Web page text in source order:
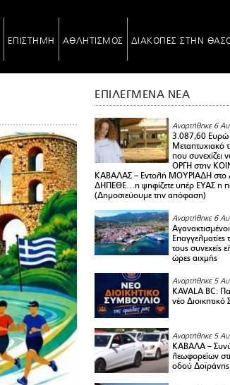
ΕΠΙΣΤΗΜΗ ΑΘΛΗΤΙΣΜΟΣ ΔΙΑΚΟΠΕΣ ΣΤΗΝ
ΕΠΙΛΕΓΜΕΝΑ ΝΕΑ
Αναρτήθηκε 6
3.087,60 Ευρώ
που συνεχίζει
ΟΡΓΗ στην
ΚΑΒΑΛΑΣ – Εντολή ΜΟΥΡΙΑΔΗ στο
ΔΗΠΕΘΕ…η ψηφίζετε υπέρ ΕΥΑΣ η
(Δημοσιεύουμε την απόφαση)
Αναρτήθηκε 6
τους συνεχείς
ώρες αιχμής
Αναρτήθηκε 5
KAVALA BC:
νέο
Αναρτήθηκε 5
ΚΑΒΑΛΑ –
λεωφορείων
οδού Δοϊράνης